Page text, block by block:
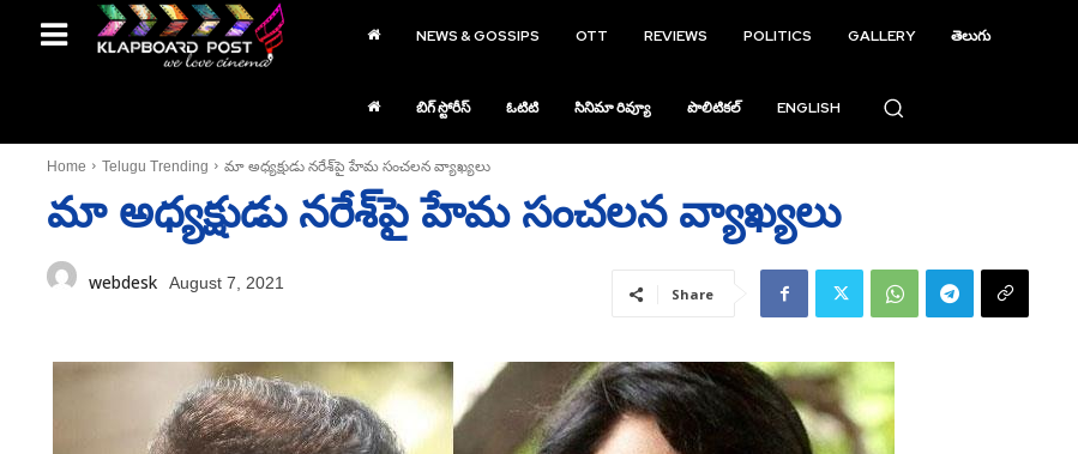
NEWS & GOSSIPS OTT REVIEWS POLITICS GALLERY తెలుగు
బిగ్ స్టోరీస్ ఓటిటి సినిమా రివ్యూ పొలిటికల్ ENGLISH
Home Telugu Trending మా అధ్యక్షుడు నరేశ్‌పై హేమ సంచలన వ్యాఖ్యలు
మా అధ్యక్షుడు నరేశ్‌పై హేమ సంచలన వ్యాఖ్యలు
webdesk August 7, 2021
Share